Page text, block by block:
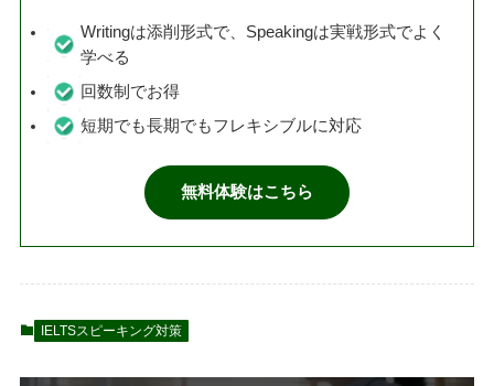
Writingは添削形式で、Speakingは実戦形式でよく
学べる
回数制でお得
短期でも長期でもフレキシブルに対応
無料体験はこちら
IELTSスピーキング対策